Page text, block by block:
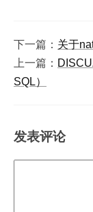
下一篇： 关于
上一篇：
SQL）
发表评论